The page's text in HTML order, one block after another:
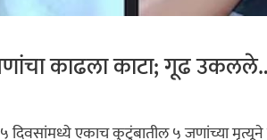
काढला काटा; गूढ
दिवसांमध्ये एकाच कुटुंबातील ५ जणांच्या